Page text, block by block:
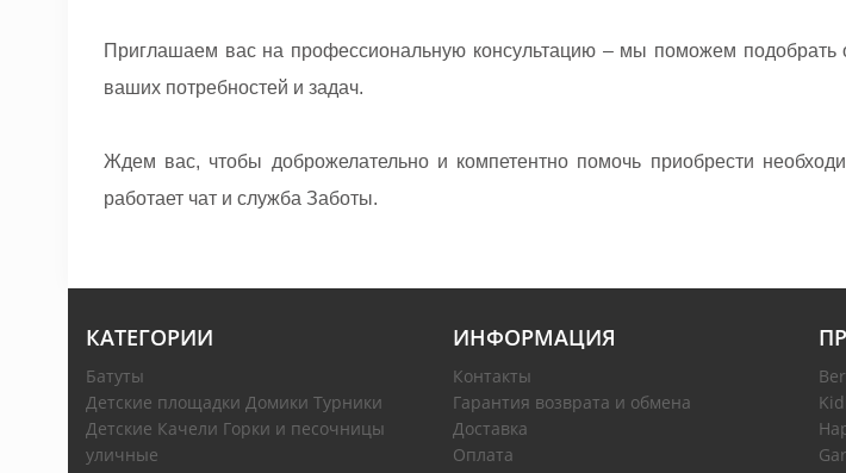
Приглашаем вас на профессиональную консультацию – мы поможем
ваших потребностей и задач.
Ждем вас, чтобы доброжелательно и компетентно помочь приобрести
работает чат и служба Заботы.
КАТЕГОРИИ
Батуты
Детские площадки Домики Турники
Детские Качели Горки и песочницы
уличные
ИНФОРМАЦИЯ
Контакты
Гарантия возврата и обмена
Доставка
Оплата